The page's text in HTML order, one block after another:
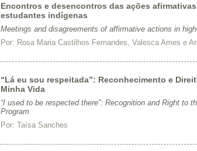
Encontros e desencontros das ações
estudantes indígenas
Meetings and disagreements of affirmative actions in
Por: Rosa Maria Castilhos Fernandes, Valesca Ames e
“Lá eu sou respeitada”: Reconhecimento e
Minha Vida
“I used to be respected there”: Recognition and Right to
Program
Por: Taísa Sanches